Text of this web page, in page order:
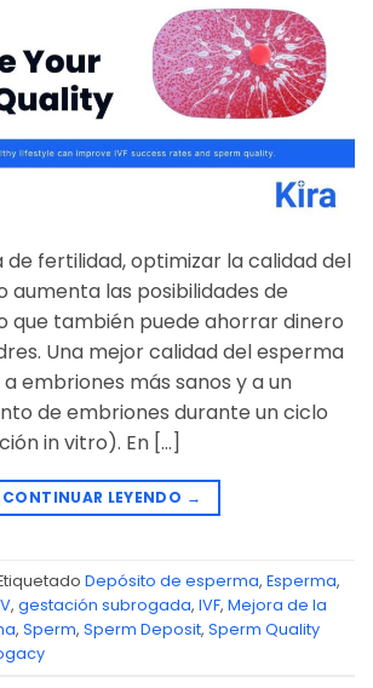
fertilidad, optimizar la calidad del
aumenta las posibilidades de
que también puede ahorrar dinero
Una mejor calidad del esperma
embriones más sanos y a un
de embriones durante un ciclo
in vitro). En […]
CONTINUAR LEYENDO →
Depósito de esperma, Esperma,
, gestación subrogada, IVF, Mejora de la
, Sperm, Sperm Deposit, Sperm Quality